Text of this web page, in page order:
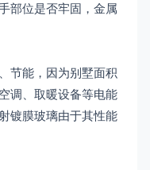
部位是否牢固，金属
节能，因为别墅面积
调、取暖设备等电能
镀膜玻璃由于其性能